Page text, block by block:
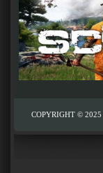
COPYRIGHT © 2025